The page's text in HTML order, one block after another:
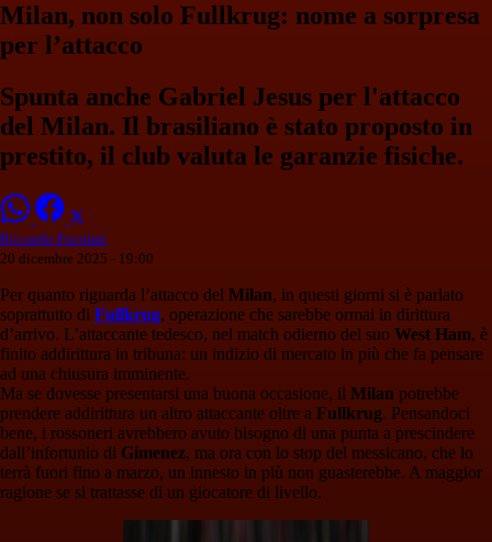
Milan, non solo Fullkrug: nome a sorpresa
per l’attacco
Spunta anche Gabriel Jesus per l'attacco
del Milan. Il brasiliano è stato proposto in
prestito, il club valuta le garanzie fisiche.
Riccardo Focolari
20 dicembre 2025 - 19:00
Per quanto riguarda l’attacco del Milan, in questi giorni si è parlato
soprattutto di Fullkrug, operazione che sarebbe ormai in dirittura
d’arrivo. L’attaccante tedesco, nel match odierno del suo West Ham, è
finito addirittura in tribuna: un indizio di mercato in più che fa pensare
ad una chiusura imminente.
Ma se dovesse presentarsi una buona occasione, il Milan potrebbe
prendere addirittura un altro attaccante oltre a Fullkrug. Pensandoci
bene, i rossoneri avrebbero avuto bisogno di una punta a prescindere
dall’infortunio di Gimenez, ma ora con lo stop del messicano, che lo
terrà fuori fino a marzo, un innesto in più non guasterebbe. A maggior
ragione se si trattasse di un giocatore di livello.